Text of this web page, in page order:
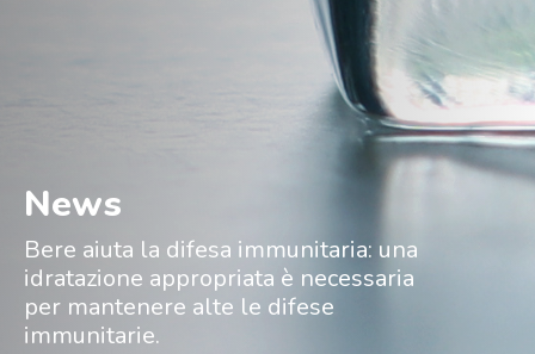
News
Bere aiuta la difesa immunitaria: una
idratazione appropriata è necessaria
per mantenere alte le difese
immunitarie.